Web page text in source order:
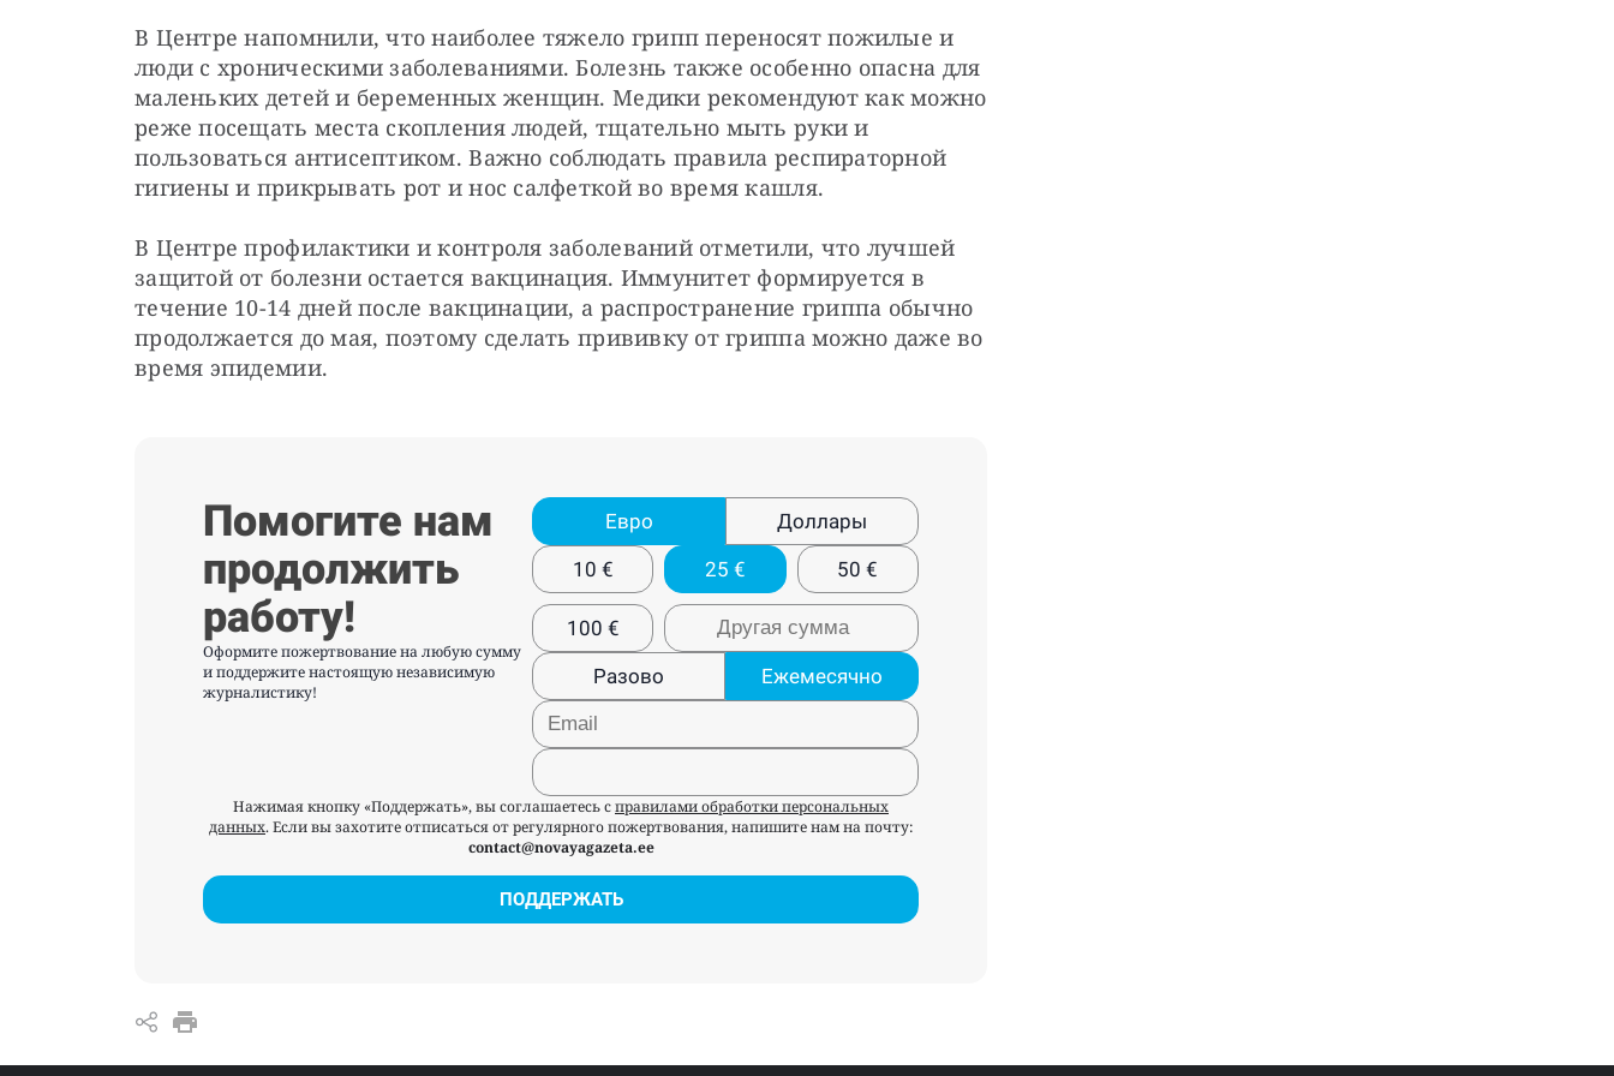
В Центре напомнили, что наиболее тяжело грипп переносят пожилые и
люди с хроническими заболеваниями. Болезнь также особенно опасна для
маленьких детей и беременных женщин. Медики рекомендуют как можно
реже посещать места скопления людей, тщательно мыть руки и
пользоваться антисептиком. Важно соблюдать правила респираторной
гигиены и прикрывать рот и нос салфеткой во время кашля.
В Центре профилактики и контроля заболеваний отметили, что лучшей
защитой от болезни остается вакцинация. Иммунитет формируется в
течение 10-14 дней после вакцинации, а распространение гриппа обычно
продолжается до мая, поэтому сделать прививку от гриппа можно даже во
время эпидемии.
Помогите нам
продолжить
работу!
Оформите пожертвование на любую сумму
и поддержите настоящую независимую
журналистику!
Евро
Доллары
10 € 25 € 50 €
100 €
Разово
Ежемесячно
Нажимая кнопку «Поддержать», вы соглашаетесь справилами обработки персональных
данных. Если вы захотите отписаться от регулярного пожертвования, напишите нам на почту:
contact@novayagazeta.ee
ПОДДЕРЖАТЬ